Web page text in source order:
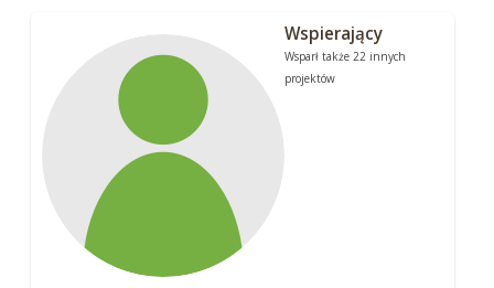
Wspierający
Wsparł także 22 innych
projektów